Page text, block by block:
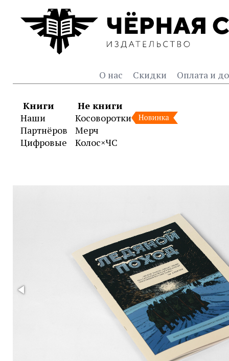
О нас Скидки Оплата и
Книги
Наши
Партнёров
Цифровые
Не книги
Косоворотки
Мерч
Колос×ЧС